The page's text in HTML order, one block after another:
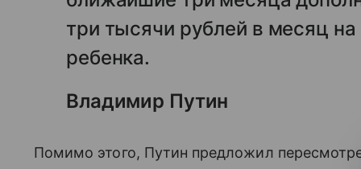
три тысячи рублей в месяц
ребенка.
Владимир Путин
Помимо этого, Путин предложил